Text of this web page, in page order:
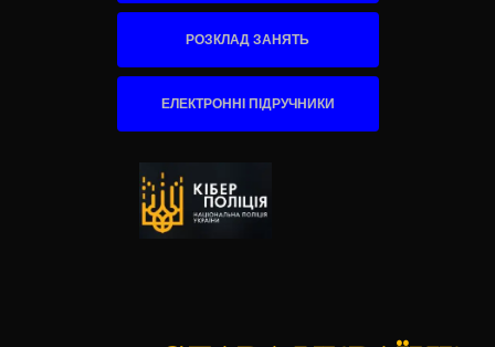
РОЗКЛАД ЗАНЯТЬ
ЕЛЕКТРОННІ ПІДРУЧНИКИ